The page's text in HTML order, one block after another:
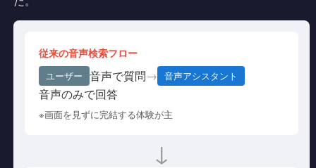
従来の音声検索フロー
ユーザー 音声で質問→ 音声アシスタント
音声のみで回答
※画面を見ずに完結する体験が主
↓